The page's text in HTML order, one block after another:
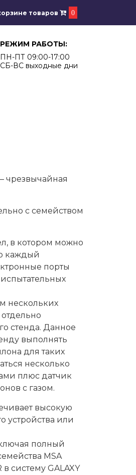
товаров 0
РЕЖИМ РАБОТЫ:
ПН-ПТ 09:00-17:00
СБ-ВС выходные дни
чрезвычайная
с семейством
в котором можно
каждый
порты
нескольких
стенда. Данное
выполнять
для таких
несколько
плюс датчик
с газом.
высокую
устройства или
полный
MSA
в систему GALAXY